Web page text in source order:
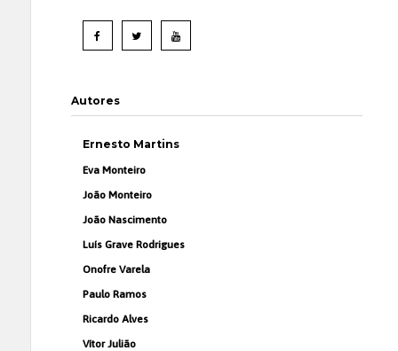
Autores
Ernesto Martins
Eva Monteiro
João Monteiro
João Nascimento
Luís Grave Rodrigues
Onofre Varela
Paulo Ramos
Ricardo Alves
Vítor Julião